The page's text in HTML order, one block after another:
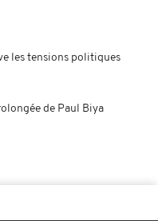
les tensions politiques
de Paul Biya